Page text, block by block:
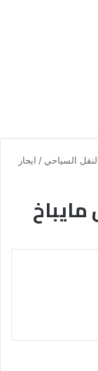
السياحي / ايجار